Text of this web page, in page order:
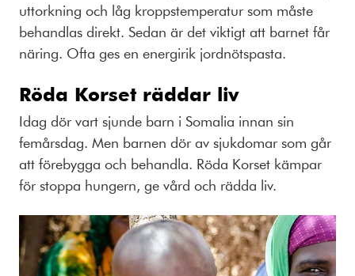
uttorkning och låg kroppstemperatur som måste
behandlas direkt. Sedan är det viktigt att barnet får
näring. Ofta ges en energirik jordnötspasta.
Röda Korset räddar liv
Idag dör vart sjunde barn i Somalia innan sin
femårsdag. Men barnen dör av sjukdomar som går
att förebygga och behandla. Röda Korset kämpar
för stoppa hungern, ge vård och rädda liv.